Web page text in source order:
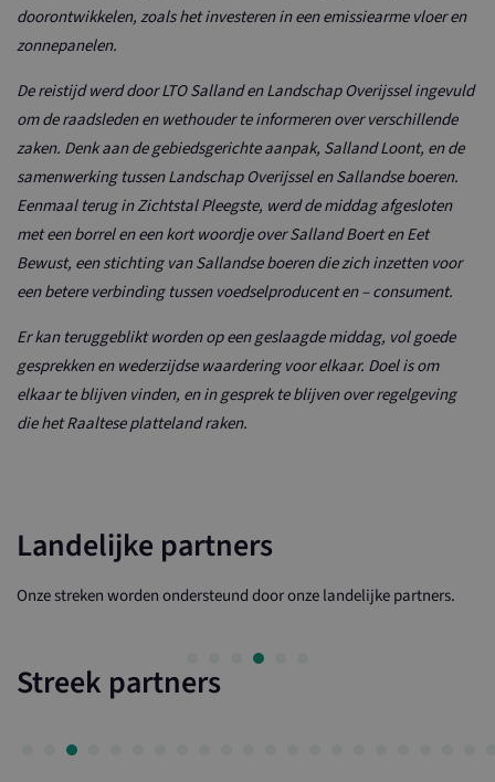
doorontwikkelen, zoals het investeren in een emissiearme vloer en
zonnepanelen.
De reistijd werd door LTO Salland en Landschap Overijssel ingevuld
om de raadsleden en wethouder te informeren over verschillende
zaken. Denk aan de gebiedsgerichte aanpak, Salland Loont, en de
samenwerking tussen Landschap Overijssel en Sallandse boeren.
Eenmaal terug in Zichtstal Pleegste, werd de middag afgesloten
met een borrel en een kort woordje over Salland Boert en Eet
Bewust, een stichting van Sallandse boeren die zich inzetten voor
een betere verbinding tussen voedselproducent en – consument.
Er kan teruggeblikt worden op een geslaagde middag, vol goede
gesprekken en wederzijdse waardering voor elkaar. Doel is om
elkaar te blijven vinden, en in gesprek te blijven over regelgeving
die het Raaltese platteland raken.
Landelijke partners
Onze streken worden ondersteund door onze landelijke partners.
Streek partners